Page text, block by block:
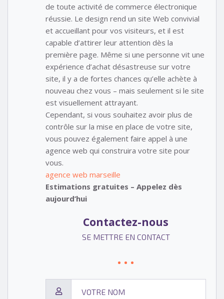
de toute activité de commerce électronique
réussie. Le design rend un site Web convivial
et accueillant pour vos visiteurs, et il est
capable d’attirer leur attention dès la
première page. Même si une personne vit une
expérience d’achat désastreuse sur votre
site, il y a de fortes chances qu’elle achète à
nouveau chez vous – mais seulement si le site
est visuellement attrayant.
Cependant, si vous souhaitez avoir plus de
contrôle sur la mise en place de votre site,
vous pouvez également faire appel à une
agence web qui construira votre site pour
vous.
agence web marseille
Estimations gratuites – Appelez dès
aujourd’hui
Contactez-nous
SE METTRE EN CONTACT